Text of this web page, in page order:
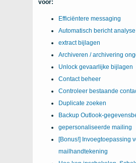
voor:
Efficiëntere messaging
Automatisch bericht analyse
extract bijlagen
Archiveren / archivering
Unlock gevaarlijke bijlagen
Contact beheer
Controleer bestaande
Duplicate zoeken
Backup Outlook-
gepersonaliseerde mailing
[Bonus!] Invoegtoepassing
mailhandtekening